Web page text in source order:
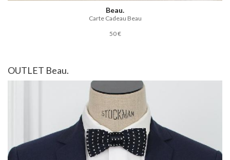
Beau.
Carte Cadeau Beau
50 €
OUTLET Beau.